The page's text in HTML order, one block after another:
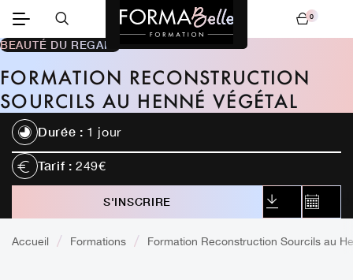
0
BEAUTÉ DU REGARD
FORMATION RECONSTRUCTION
SOURCILS AU HENNÉ VÉGÉTAL
Durée : 1 jour
Tarif : 249€
TÉLÉCHARGER
LE CONTENU
S'INSCRIRE
Accueil Formations Formation Reconstruction Sourcils au